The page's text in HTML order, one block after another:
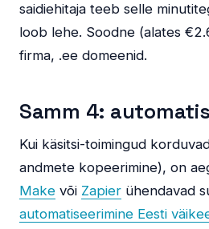
saidiehitaja teeb selle
loob lehe. Soodne (alates
firma, .ee domeenid.
Samm 4:
Kui käsitsi-toimingud
andmete kopeerimine), on
Make või Zapier ühendavad
automatiseerimine Eesti